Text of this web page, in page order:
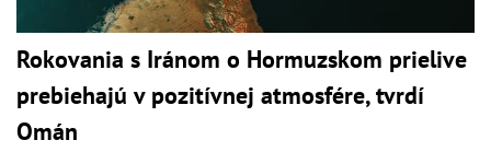
Rokovania s Iránom o Hormuzskom prielive
prebiehajú v pozitívnej atmosfére, tvrdí
Omán